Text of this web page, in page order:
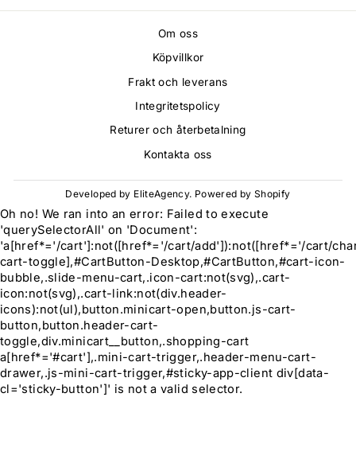
Om oss
Köpvillkor
Frakt och leverans
Integritetspolicy
Returer och återbetalning
Kontakta oss
Developed by EliteAgency. Powered by Shopify
Oh no! We ran into an error: Failed to execute
'querySelectorAll' on 'Document':
'a[href*='/cart']:not([href*='/cart/add']):not([href*='/cart/
cart-toggle],#CartButton-Desktop,#CartButton,#cart-icon-
bubble,.slide-menu-cart,.icon-cart:not(svg),.cart-
icon:not(svg),.cart-link:not(div.header-
icons):not(ul),button.minicart-open,button.js-cart-
button,button.header-cart-
toggle,div.minicart__button,.shopping-cart
a[href*='#cart'],.mini-cart-trigger,.header-menu-cart-
drawer,.js-mini-cart-trigger,#sticky-app-client div[data-
cl='sticky-button']' is not a valid selector.